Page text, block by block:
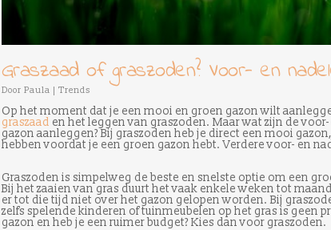
Graszaad of graszoden? Voor- en
Door Paula | Trends
Op het moment dat je een mooi en groen gazon wilt
graszaad en het leggen van graszoden. Maar wat zijn de
gazon aanleggen? Bij graszoden heb je direct een mooi
hebben voordat je een groen gazon hebt. Verdere voor- en
Graszoden is simpelweg de beste en snelste optie om een
Bij het zaaien van gras duurt het vaak enkele weken tot
er tot die tijd niet over het gazon gelopen worden. Bij
zelfs spelende kinderen of tuinmeubelen op het gras is geen
gazon en heb je een ruimer budget? Kies dan voor graszoden.